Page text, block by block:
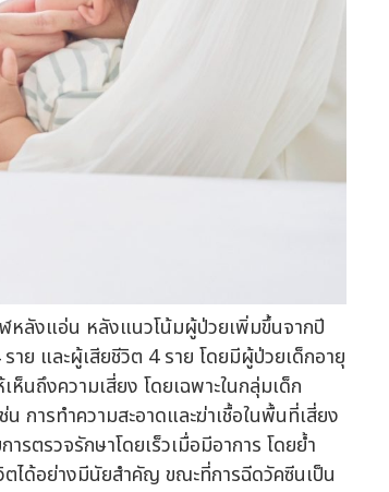
ฬหลังแอ่น หลังแนวโน้มผู้ป่วยเพิ่มขึ้นจากปี
ย และผู้เสียชีวิต 4 ราย โดยมีผู้ป่วยเด็กอายุ
นถึงความเสี่ยง โดยเฉพาะในกลุ่มเด็ก
การทำความสะอาดและฆ่าเชื้อในพื้นที่เสี่ยง
รตรวจรักษาโดยเร็วเมื่อมีอาการ โดยย้ำ
ตได้อย่างมีนัยสำคัญ ขณะที่การฉีดวัคซีนเป็น